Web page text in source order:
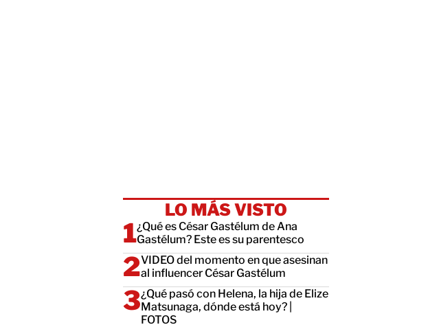
LO MÁS VISTO
¿Qué es César Gastélum de Ana
Gastélum? Este es su parentesco
VIDEO del momento en que asesinan
al influencer César Gastélum
¿Qué pasó con Helena, la hija de Elize
Matsunaga, dónde está hoy? |
FOTOS